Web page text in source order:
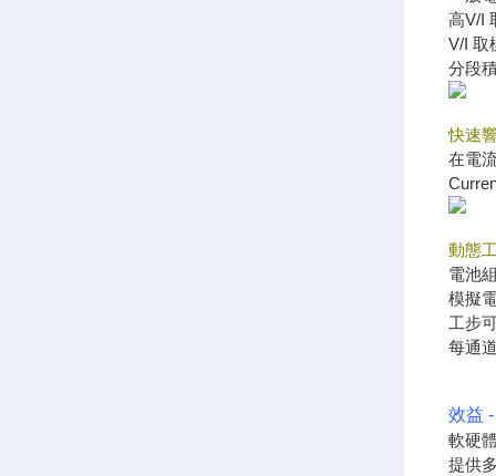
高V/I
V/I 取
分段
快速
在電
動態
電池
模擬
工步
每通
效益
軟硬
提供